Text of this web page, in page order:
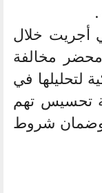
.
أجريت خلال
هذه الفترة ، إلى تحرير 184 محضر مخالفة
لتحليلها في
ب`1440 عملية تحسيس تهم
وضمان شروط